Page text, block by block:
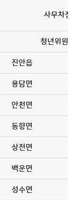
사무차장
청년위원장
진안읍
용담면
안천면
동향면
상전면
백운면
성수면